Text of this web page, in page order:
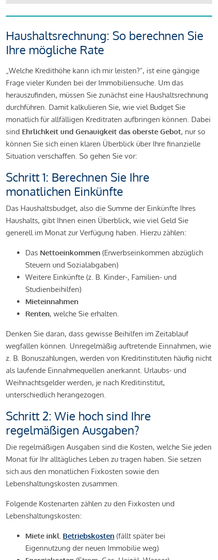
Haushaltsrechnung: So berechnen Sie
Ihre mögliche Rate
„Welche Kredithöhe kann ich mir leisten?“, ist eine gängige
Frage vieler Kunden bei der Immobiliensuche. Um das
herauszufinden, müssen Sie zunächst eine Haushaltsrechnung
durchführen. Damit kalkulieren Sie, wie viel Budget Sie
monatlich für allfälligen Kreditraten aufbringen können. Dabei
sind Ehrlichkeit und Genauigkeit das oberste Gebot, nur so
können Sie sich einen klaren Überblick über Ihre finanzielle
Situation verschaffen. So gehen Sie vor:
Schritt 1: Berechnen Sie Ihre
monatlichen Einkünfte
Das Haushaltsbudget, also die Summe der Einkünfte Ihres
Haushalts, gibt Ihnen einen Überblick, wie viel Geld Sie
generell im Monat zur Verfügung haben. Hierzu zählen:
Das Nettoeinkommen (Erwerbseinkommen abzüglich
Steuern und Sozialabgaben)
Weitere Einkünfte (z. B. Kinder-, Familien- und
Studienbeihilfen)
Mieteinnahmen
Renten, welche Sie erhalten.
Denken Sie daran, dass gewisse Beihilfen im Zeitablauf
wegfallen können. Unregelmäßig auftretende Einnahmen, wie
z. B. Bonuszahlungen, werden von Kreditinstituten häufig nicht
als laufende Einnahmequellen anerkannt. Urlaubs- und
Weihnachtsgelder werden, je nach Kreditinstitut,
unterschiedlich herangezogen.
Schritt 2: Wie hoch sind Ihre
regelmäßigen Ausgaben?
Die regelmäßigen Ausgaben sind die Kosten, welche Sie jeden
Monat für Ihr alltägliches Leben zu tragen haben. Sie setzen
sich aus den monatlichen Fixkosten sowie den
Lebenshaltungskosten zusammen.
Folgende Kostenarten zählen zu den Fixkosten und
Lebenshaltungskosten:
Miete inkl. Betriebskosten (fällt später bei
Eigennutzung der neuen Immobilie weg)